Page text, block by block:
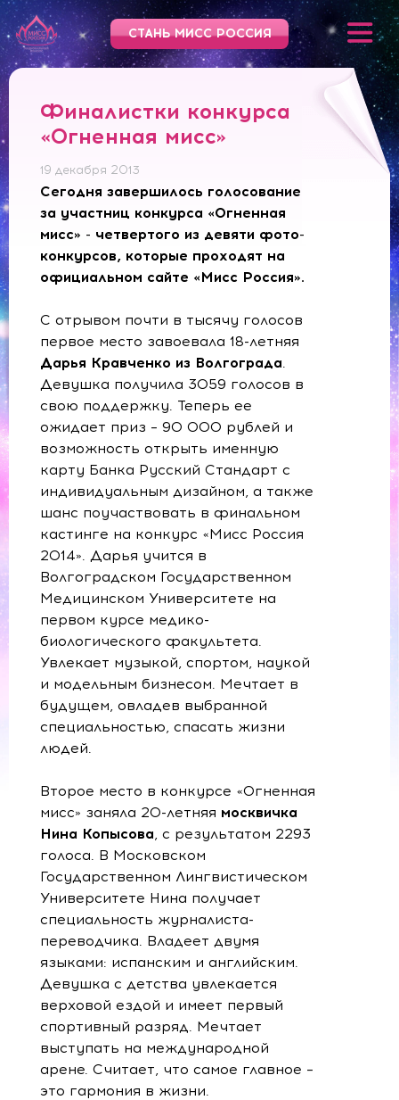
СТАНЬ МИСС РОССИЯ
Финалистки конкурса
«Огненная мисс»
19 декабря 2013
Сегодня завершилось голосование
за участниц конкурса «Огненная
мисс» - четвертого из девяти фото-
конкурсов, которые проходят на
официальном сайте «Мисс Россия».
С отрывом почти в тысячу голосов
первое место завоевала 18-летняя
Дарья Кравченко из Волгограда.
Девушка получила 3059 голосов в
свою поддержку. Теперь ее
ожидает приз – 90 000 рублей и
возможность открыть именную
карту Банка Русский Стандарт с
индивидуальным дизайном, а также
шанс поучаствовать в финальном
кастинге на конкурс «Мисс Россия
2014». Дарья учится в
Волгоградском Государственном
Медицинском Университете на
первом курсе медико-
биологического факультета.
Увлекает музыкой, спортом, наукой
и модельным бизнесом. Мечтает в
будущем, овладев выбранной
специальностью, спасать жизни
людей.
Второе место в конкурсе «Огненная
мисс» заняла 20-летняя москвичка
Нина Копысова, с результатом 2293
голоса. В Московском
Государственном Лингвистическом
Университете Нина получает
специальность журналиста-
переводчика. Владеет двумя
языками: испанским и английским.
Девушка с детства увлекается
верховой ездой и имеет первый
спортивный разряд. Мечтает
выступать на международной
арене. Считает, что самое главное –
это гармония в жизни.